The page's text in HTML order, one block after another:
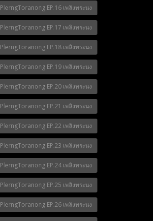
PlerngToranong EP.16 เพลิงทระนง
PlerngToranong EP.17 เพลิงทระนง
PlerngToranong EP.18 เพลิงทระนง
PlerngToranong EP.19 เพลิงทระนง
PlerngToranong EP.20 เพลิงทระนง
PlerngToranong EP.21 เพลิงทระนง
PlerngToranong EP.22 เพลิงทระนง
PlerngToranong EP.23 เพลิงทระนง
PlerngToranong EP.24 เพลิงทระนง
PlerngToranong EP.25 เพลิงทระนง
PlerngToranong EP.26 เพลิงทระนง